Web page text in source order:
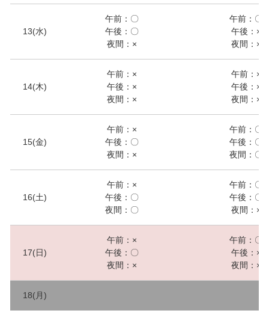
13(水)
午前：〇
午後：〇
夜間：×
午前：〇
午後：×
夜間：×
14(木)
午前：×
午後：×
夜間：×
午前：×
午後：×
夜間：×
15(金)
午前：×
午後：〇
夜間：×
午前：〇
午後：〇
夜間：〇
16(土)
午前：×
午後：〇
夜間：〇
午前：〇
午後：〇
夜間：×
17(日)
午前：×
午後：〇
夜間：×
午前：〇
午後：×
夜間：×
18(月)